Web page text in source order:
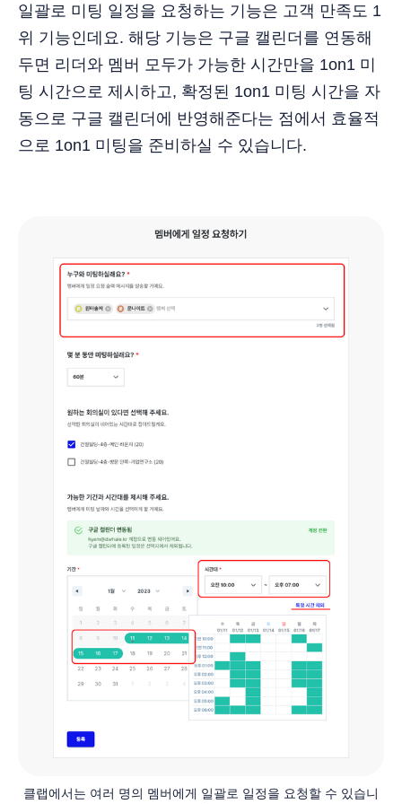
일괄로 미팅 일정을 요청하는 기능은 고객 만족도 1
위 기능인데요. 해당 기능은 구글 캘린더를 연동해
두면 리더와 멤버 모두가 가능한 시간만을 1on1 미
팅 시간으로 제시하고, 확정된 1on1 미팅 시간을 자
동으로 구글 캘린더에 반영해준다는 점에서 효율적
으로 1on1 미팅을 준비하실 수 있습니다.
클랩에서는 여러 명의 멤버에게 일괄로 일정을 요청할 수 있습니